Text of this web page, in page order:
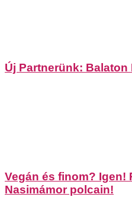
Új Partnerünk: Balaton
Vegán és finom? Igen!
Nasimámor polcain!